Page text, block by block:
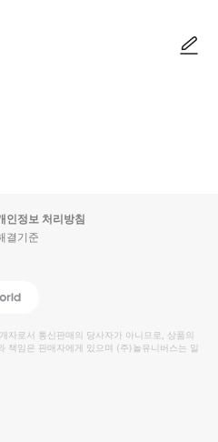
인정보 처리방침
결기준
Global
자로서 통신판매의 당사자가 아니므로, 상품의
책임은 판매자에게 있으며 (주)놀유니버스는 일